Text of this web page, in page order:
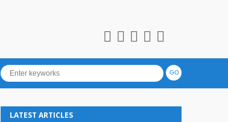
LATEST ARTICLES